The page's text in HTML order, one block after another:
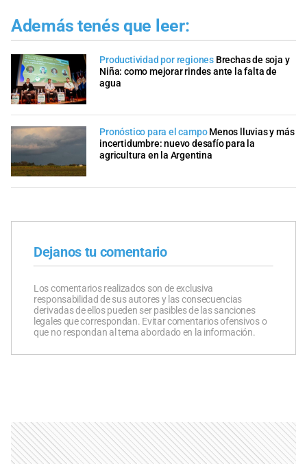
Además tenés que leer:
Productividad por regiones Brechas de soja y
Niña: como mejorar rindes ante la falta de
agua
Pronóstico para el campo Menos lluvias y más
incertidumbre: nuevo desafío para la
agricultura en la Argentina
Dejanos tu comentario
Los comentarios realizados son de exclusiva
responsabilidad de sus autores y las consecuencias
derivadas de ellos pueden ser pasibles de las sanciones
legales que correspondan. Evitar comentarios ofensivos o
que no respondan al tema abordado en la información.